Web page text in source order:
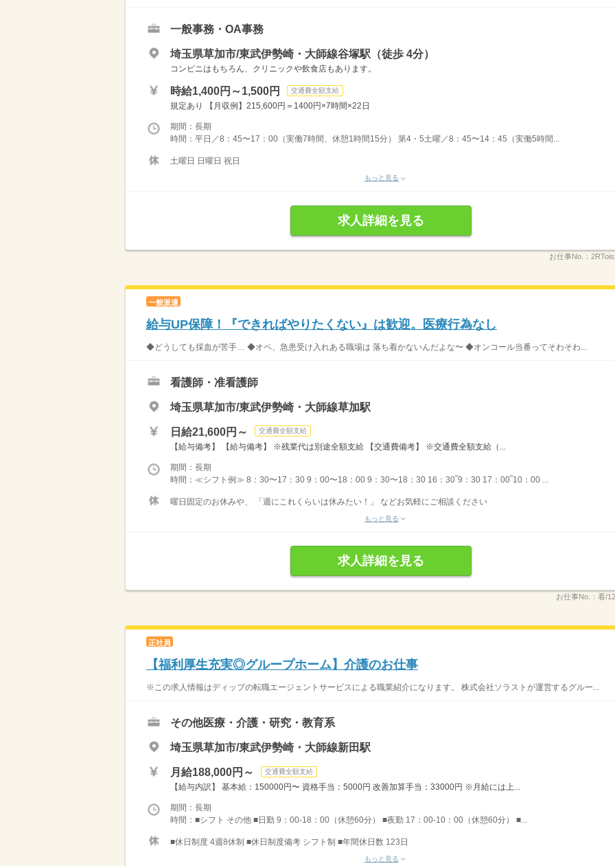
一般事務・OA事務
埼玉県草加市/東武伊勢崎・大師線谷塚駅（徒歩 4分）
コンビニはもちろん、クリニックや飲食店もあります。
時給1,400円～1,500円 交通費全額支給
規定あり 【月収例】215,600円＝1400円×7時間×22日
期間：長期
時間：平日／8：45〜17：00（実働7時間、休憩1時間15分） 第4・5土曜／8：45〜14：45（実働5時間...
土曜日 日曜日 祝日
もっと見る
求人詳細を見る
お仕事No.：
一般派遣
給与UP保障！『できればやりたくない』は歓迎。医療行為なし
◆どうしても採血が苦手… ◆オペ、急患受け入れある職場は 落ち着かないんだよな〜 ◆オンコール当番ってそわそわ...
看護師・准看護師
埼玉県草加市/東武伊勢崎・大師線草加駅
日給21,600円～ 交通費全額支給
【給与備考】 【給与備考】 ※残業代は別途全額支給 【交通費備考】 ※交通費全額支給（...
期間：長期
時間：≪シフト例≫ 8：30〜17：30 9：00〜18：00 9：30〜18：30 16：30‾9：30 17：00‾10：00 ...
曜日固定のお休みや、 「週にこれくらいは休みたい！」 などお気軽にご相談ください
もっと見る
求人詳細を見る
お仕事No.： 看/
正社員
【福利厚生充実◎グループホーム】介護のお仕事
※この求人情報はディップの転職エージェントサービスによる職業紹介になります。 株式会社ソラストが運営するグルー...
その他医療・介護・研究・教育系
埼玉県草加市/東武伊勢崎・大師線新田駅
月給188,000円～ 交通費全額支給
【給与内訳】 基本給：150000円〜 資格手当：5000円 改善加算手当：33000円 ※月給には上...
期間：長期
時間：■シフト その他 ■日勤 9：00-18：00（休憩60分） ■夜勤 17：00-10：00（休憩60分） ■...
■休日制度 4週8休制 ■休日制度備考 シフト制 ■年間休日数 123日
もっと見る